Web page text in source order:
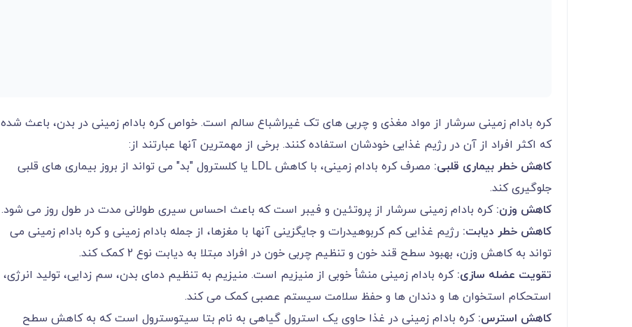
کره بادام زمینی سرشار از مواد مغذی و چربی های تک غیراشباع سالم است. خواص کره بادام زمینی در بدن، باعث شده
که اکثر افراد از آن در رژیم غذایی خودشان استفاده کنند. برخی از مهمترین آنها عبارتند از:
کاهش خطر بیماری قلبی:
مصرف کره بادام زمینی، با کاهش LDL یا کلسترول "بد" می تواند از بروز بیماری های قلبی
جلوگیری کند.
کاهش وزن:کره بادام زمینی سرشار از پروتئین و فیبر است که باعث احساس سیری طولانی مدت در طول روز می شود.
کاهش خطر دیابت: رژیم غذایی کم کربوهیدرات و جایگزینی آنها با مغزها، از جمله بادام زمینی و کره بادام زمینی می
تواند به کاهش وزن، بهبود سطح قند خون و تنظیم چربی خون در افراد مبتلا به دیابت نوع 2 کمک کند.
تقویت عضله سازی:کره بادام زمینی منشأ خوبی از منیزیم است. منیزیم به تنظیم دمای بدن، سم زدایی، تولید انرژی،
استحکام استخوان ها و دندان ها و حفظ سلامت سیستم عصبی کمک می کند.
کاهش استرس:کره بادام زمینی در غذا حاوی یک استرول گیاهی به نام بتا سیتوسترول است که به کاهش سطح